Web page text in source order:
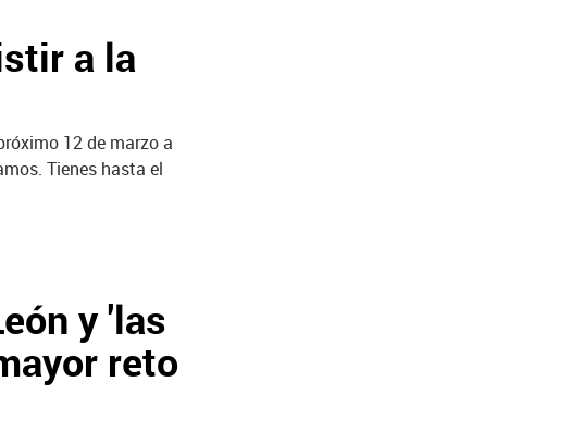
a la
12 de marzo a
Tienes hasta el
y 'las
reto